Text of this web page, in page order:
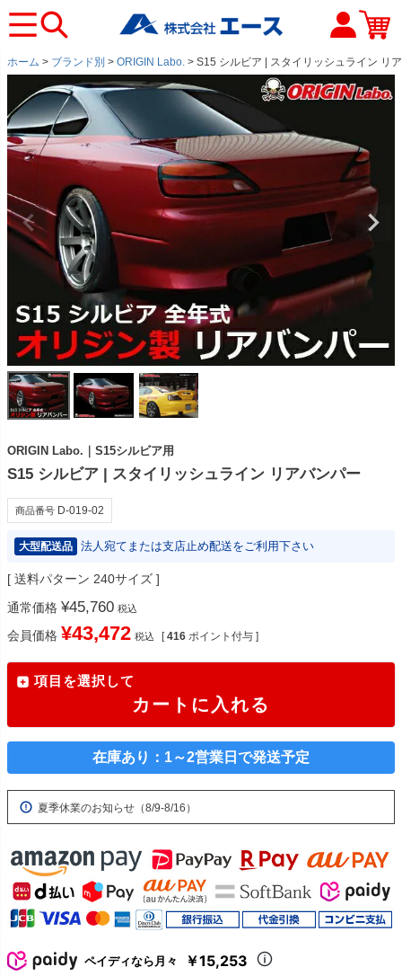
ホーム ブランド別 ORIGIN Labo. S15 シルビア | スタイリッシュライン リ
ORIGIN Labo.｜S15シルビア用
S15 シルビア | スタイリッシュライン リアバンパー
商品番号 D-019-02
大型配送品 法人宛てまたは支店止め配送をご利用下さい
送料パターン 240サイズ
通常価格 ¥45,760 税込
会員価格 ¥43,472 税込 [ 416 ポイント付与 ]
項目を選択して
カートに入れる
在庫あり：1～2営業日で発送予定
夏季休業のお知らせ（8/9-8/16）
ペイディなら月々 ￥15,253